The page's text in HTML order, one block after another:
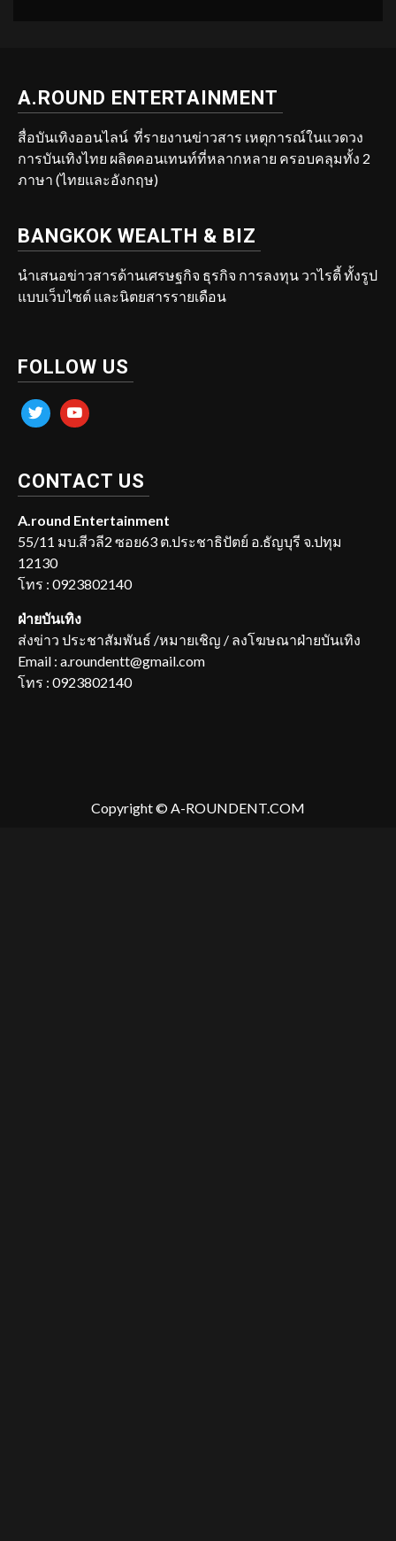
A.ROUND ENTERTAINMENT
สื่อบันเทิงออนไลน์ ที่รายงานข่าวสาร เหตุการณ์ในแวดวง
การบันเทิงไทย ผลิตคอนเทนท์ที่หลากหลาย ครอบคลุมทั้ง 2
ภาษา (ไทยและอังกฤษ)
BANGKOK WEALTH & BIZ
นำเสนอข่าวสารด้านเศรษฐกิจ ธุรกิจ การลงทุน วาไรตี้ ทั้งรูป
แบบเว็บไซต์ และนิตยสารรายเดือน
FOLLOW US
twitter youtube
CONTACT US
A.round Entertainment
55/11 มบ.สีวลี2 ซอย63 ต.ประชาธิปัตย์ อ.ธัญบุรี จ.ปทุม
12130
โทร : 0923802140
ฝ่ายบันเทิง
ส่งข่าว ประชาสัมพันธ์ /หมายเชิญ / ลงโฆษณาฝ่ายบันเทิง
Email : a.roundentt@gmail.com
โทร : 0923802140
Copyright © A-ROUNDENT.COM